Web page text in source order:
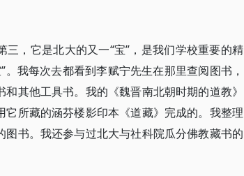
，它是北大的又一“宝”，是我们学校重要的精
我每次去都看到李赋宁先生在那里查阅图书，
其他工具书。我的《魏晋南北朝时期的道教》
它所藏的涵芬楼影印本《道藏》完成的。我整理
书。我还参与过北大与社科院瓜分佛教藏书的